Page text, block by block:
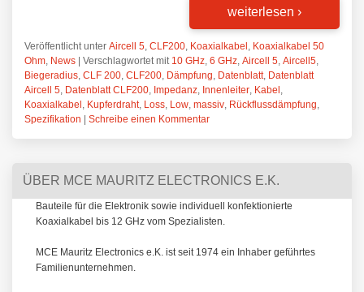
weiterlesen ›
Veröffentlicht unter Aircell 5 CLF200 Koaxialkabel Koaxialkabel 50
Ohm News | Verschlagwortet mit 10 GHz 6 GHz Aircell 5 Aircell5
Biegeradius CLF 200 CLF200 Dämpfung Datenblatt, Datenblatt
Aircell 5 Datenblatt CLF200 Impedanz Innenleiter Kabel
Koaxialkabel Kupferdraht, Loss Low massiv Rückflussdämpfung
Spezifikation | Schreibe einen Kommentar
ÜBER MCE MAURITZ ELECTRONICS E.K.
Bauteile für die Elektronik sowie individuell konfektionierte
Koaxialkabel bis 12 GHz vom Spezialisten.
MCE Mauritz Electronics e.K. ist seit 1974 ein Inhaber geführtes
Familienunternehmen.